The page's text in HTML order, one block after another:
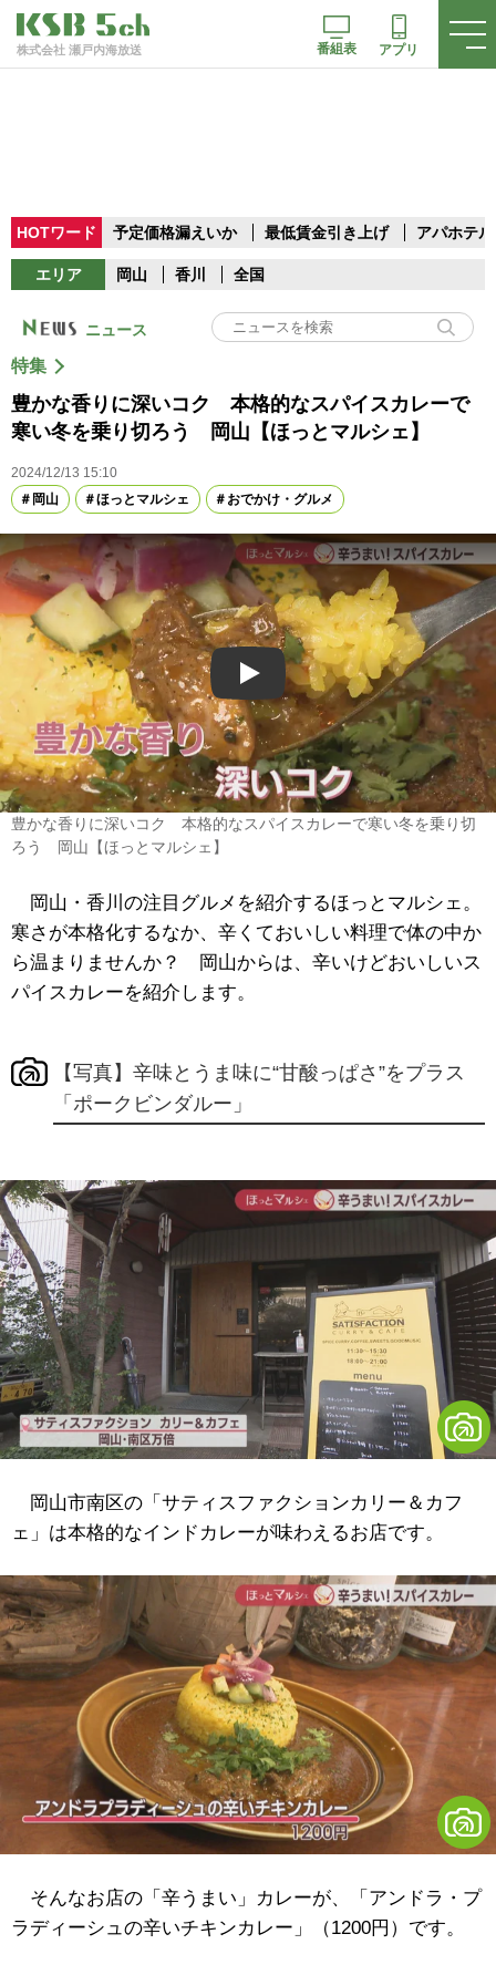
株式会社 瀬戸内海放送 番組表 アプリ
HOTワード 予定価格漏えいか 最低賃金引き上げ アパホテル
エリア 岡山 香川 全国
ニュース
特集
豊かな香りに深いコク 本格的なスパイスカレーで
寒い冬を乗り切ろう 岡山【ほっとマルシェ】
2024/12/13 15:10
岡山
ほっとマルシェ おでかけ・グルメ
Play
豊かな香りに深いコク 本格的なスパイスカレーで寒い冬を乗り切
ろう 岡山【ほっとマルシェ】
岡山・香川の注目グルメを紹介するほっとマルシェ。
寒さが本格化するなか、辛くておいしい料理で体の中か
ら温まりませんか？ 岡山からは、辛いけどおいしいス
パイスカレーを紹介します。
【写真】辛味とうま味に“甘酸っぱさ”をプラス
「ポークビンダルー」
岡山市南区の「サティスファクションカリー＆カフ
ェ」は本格的なインドカレーが味わえるお店です。
そんなお店の「辛うまい」カレーが、「アンドラ・プ
ラディーシュの辛いチキンカレー」（1200円）です。